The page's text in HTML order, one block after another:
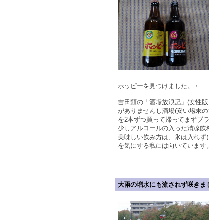
ホッピーを見つけました。・
吉田類の「酒場放浪記」(女性
がありませんし酒場(安い場末
を2本ずつ買って帰ってまずブ
少しアルコールの入った清涼飲
美味しい飲み方は、氷は入れ
を気にする私には向いています。
大雨の増水にも流されず咲きま